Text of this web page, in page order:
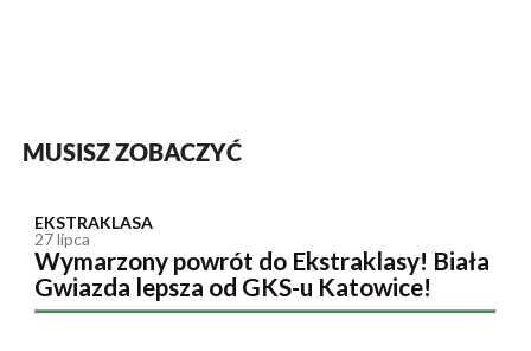
MUSISZ ZOBACZYĆ
EKSTRAKLASA
27 lipca
Wymarzony powrót do Ekstraklasy! Biała
Gwiazda lepsza od GKS-u Katowice!